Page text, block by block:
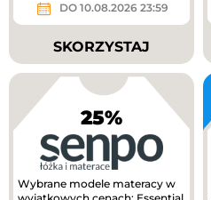
DO 10.08.2026 23:59
SKORZYSTAJ
25%
Wybrane modele materacy w